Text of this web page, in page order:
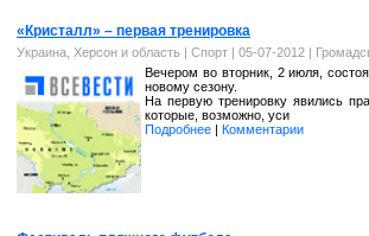
«Кристалл» – первая тренировка
Украина, Херсон и область | Спорт | 05-07-2012 |
Вечером во вторник, 2 июля,
новому сезону.
На первую тренировку явились
которые, возможно, уси
Подробнее | Комментарии